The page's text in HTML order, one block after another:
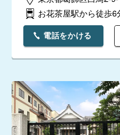
お花茶屋駅から徒歩6
電話をかける